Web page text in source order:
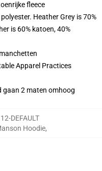
fleece
Heather Grey is 70%
is 60% katoen, 40%
Apparel Practices
gaan 2 maten omhoog
DEFAULT
Hoodie,